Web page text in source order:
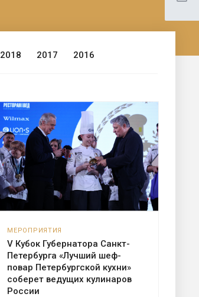
2018 2017 2016
МЕРОПРИЯТИЯ
V Кубок Губернатора Санкт-
Петербурга «Лучший шеф-
повар Петербургской кухни»
соберет ведущих кулинаров
России